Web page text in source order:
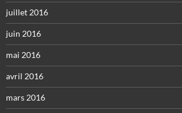
juillet 2016
juin 2016
mai 2016
avril 2016
mars 2016